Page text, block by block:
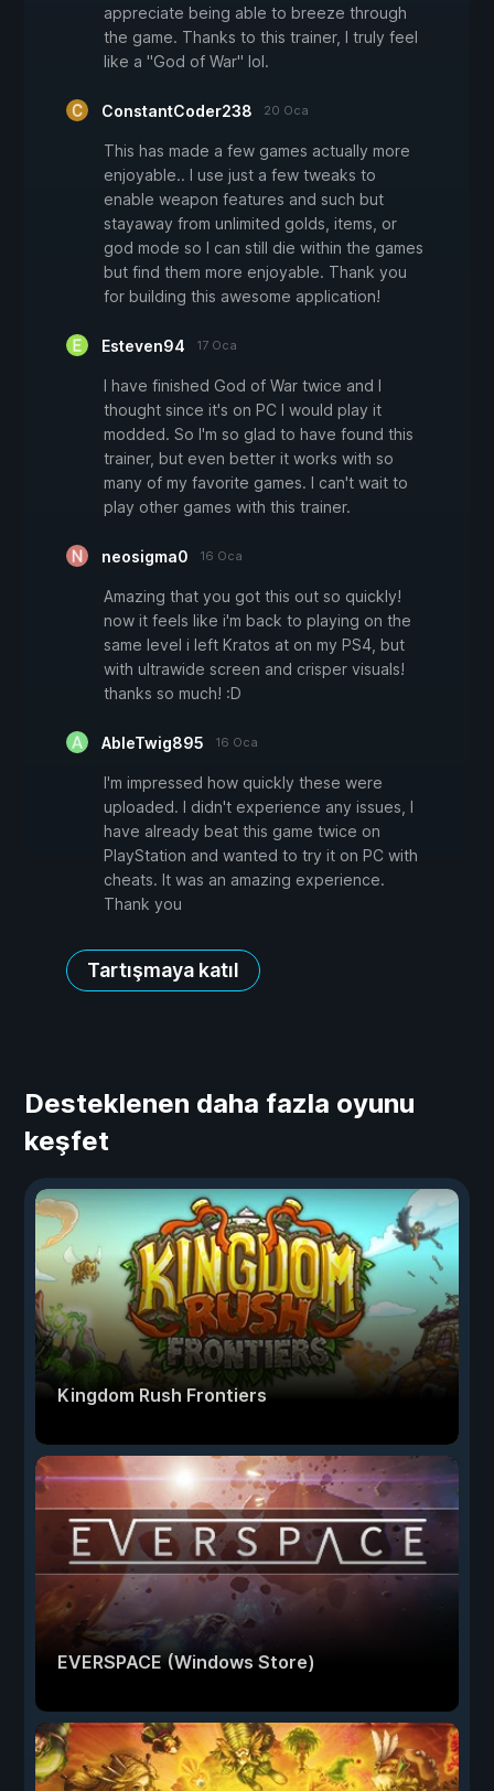
appreciate being able to breeze through
the game. Thanks to this trainer, I truly feel
like a "God of War" lol.
ConstantCoder238 20 Oca
This has made a few games actually more
enjoyable.. I use just a few tweaks to
enable weapon features and such but
stayaway from unlimited golds, items, or
god mode so I can still die within the games
but find them more enjoyable. Thank you
for building this awesome application!
Esteven94 17 Oca
I have finished God of War twice and I
thought since it's on PC I would play it
modded. So I'm so glad to have found this
trainer, but even better it works with so
many of my favorite games. I can't wait to
play other games with this trainer.
neosigma0 16 Oca
Amazing that you got this out so quickly!
now it feels like i'm back to playing on the
same level i left Kratos at on my PS4, but
with ultrawide screen and crisper visuals!
thanks so much! :D
AbleTwig895 16 Oca
I'm impressed how quickly these were
uploaded. I didn't experience any issues, I
have already beat this game twice on
PlayStation and wanted to try it on PC with
cheats. It was an amazing experience.
Thank you
Tartışmaya katıl
Desteklenen daha fazla oyunu
keşfet
Kingdom Rush Frontiers
EVERSPACE (Windows Store)